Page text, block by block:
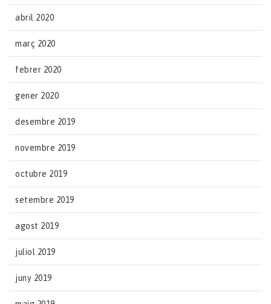
abril 2020
març 2020
febrer 2020
gener 2020
desembre 2019
novembre 2019
octubre 2019
setembre 2019
agost 2019
juliol 2019
juny 2019